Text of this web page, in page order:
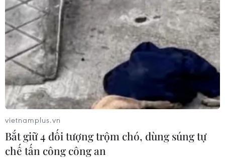
vietnamplus.vn
Bắt giữ 4 đối tượng trộm chó, dùng súng tự
chế tấn công công an